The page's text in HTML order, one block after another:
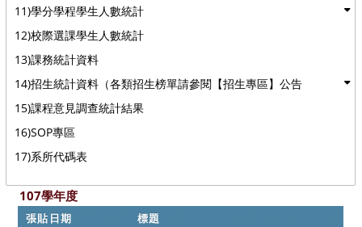
11)學分學程學生人數統計
12)校際選課學生人數統計
13)課務統計資料
14)招生統計資料（各類招生榜單請參閱【招生專區】公告
15)課程意見調查統計結果
16)SOP專區
17)系所代碼表
107學年度
張貼日期 標題